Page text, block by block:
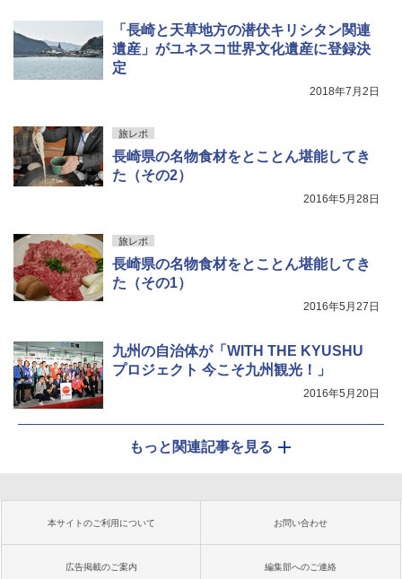
「長崎と天草地方の潜伏キリシタン関連
遺産」がユネスコ世界文化遺産に登録決
定
2018年7月2日
旅レポ
長崎県の名物食材をとことん堪能してき
た（その2）
2016年5月28日
旅レポ
長崎県の名物食材をとことん堪能してき
た（その1）
2016年5月27日
九州の自治体が「WITH THE KYUSHU
プロジェクト 今こそ九州観光！」
2016年5月20日
もっと関連記事を見る
本サイトのご利用について お問い合わせ
広告掲載のご案内 編集部へのご連絡